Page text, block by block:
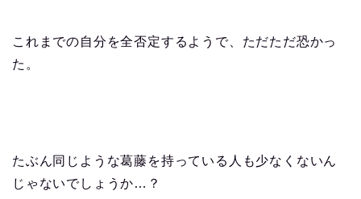
これまでの自分を全否定するようで、ただただ恐かっ
た。
たぶん同じような葛藤を持っている人も少なくないん
じゃないでしょうか…？